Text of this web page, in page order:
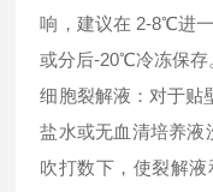
响，建议在 2-8℃进
或分后-20℃冷冻保存
细胞裂解液：对于贴
盐水或无血清培养液
吹打数下，使裂解